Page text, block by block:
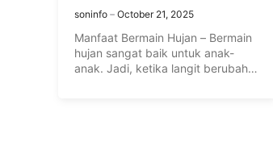
soninfo October 21, 2025
Manfaat Bermain Hujan – Bermain
hujan sangat baik untuk anak-
anak. Jadi, ketika langit berubah